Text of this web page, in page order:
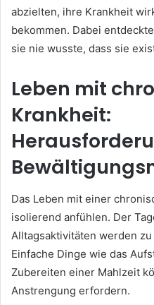
abzielten, ihre Krankheit
bekommen. Dabei
sie nie wusste, dass sie
Leben mit
Krankheit:
Das Leben mit einer
isolierend anfühlen. Der
Alltagsaktivitäten werden
Einfache Dinge wie das
Zubereiten einer Mahlzeit
Anstrengung erfordern.